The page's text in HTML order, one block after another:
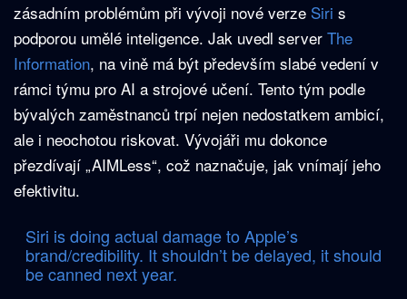
zásadním problémům při vývoji nové verze Siri s
podporou umělé inteligence. Jak uvedl server The
Information, na vině má být především slabé vedení v
rámci týmu pro AI a strojové učení. Tento tým podle
bývalých zaměstnanců trpí nejen nedostatkem ambicí,
ale i neochotou riskovat. Vývojáři mu dokonce
přezdívají „AIMLess“, což naznačuje, jak vnímají jeho
efektivitu.
Siri is doing actual damage to Apple’s
brand/credibility. It shouldn’t be delayed, it should
be canned next year.